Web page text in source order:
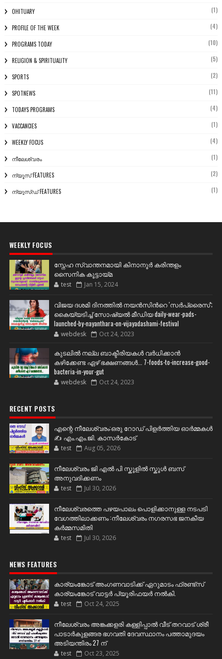
OHITUARY (1)
PROFILE OF THE WEEK (4)
PROGRAMS TODAY (10)
RELIGION & SPIRITUALITY (5)
SPORTS (2)
SPOTNEWS (11)
TODAYS PROGRAMS (4)
VACCANCIES (1)
WEEKLY FOCUS (4)
നീലേശ്വരം (1)
ന്യൂസ് FEATURES (2)
ന്യൂസ്ഡ് FEATURES (1)
WEEKLY FOCUS
സ്നേഹ സ്വാന്തനമായി കിനാനൂർ കരിന്തളം
സൈനിക കൂട്ടായ്മ
test Jan 15, 2024
വിജയ ദശമി ദിനത്തില്‍ നയന്‍സിന്‍റെ 'സര്‍പ്രൈസ്';
കൈയ്യടിച്ച് സോഷ്യല്‍ മീഡിയ daily-wear-pads-
launched-by-nayanthara-on-vijayadashami-festival
webdesk Oct 24, 2023
കുടലിൽ നല്ല ബാക്ടീരിയകൾ വര്‍ധിക്കാന്‍
കഴിക്കേണ്ട ഏഴ് ഭക്ഷണങ്ങള്‍... 7-foods-to-increase-good-
bacteria-in-your-gut
webdesk Oct 24, 2023
RECENT POSTS
എന്റെ നീലേശ്വരം:ഒരു റോഡ് പിളർത്തിയ ഓർമ്മകൾ
✍️ എം.എം.ജി. കാസർകോട്
test Aug 05, 2026
നീലേശ്വരം ജി എൽ പി സ്കൂളിൽ സ്കൂൾ ബസ്
അനുവദിക്കണം
test Jul 30, 2026
നീലേശ്വരത്തെ പഴയപാലം പൊളിക്കാനുള്ള നടപടി
വേഗത്തിലാക്കണം :നീലേശ്വരം നഗരസഭ ജനകീയ
കർമ്മസമിതി
test Jul 30, 2026
NEWS FEATURES
കാര്യംങ്കോട് അംഗണവാടിക്ക് ഏറുമാടം ഫ്രണ്ട്സ്
കാര്യംങ്കോട് വാട്ടർ പ്യൂരിഫയർ നൽകി.
test Oct 24, 2025
നീലേശ്വരം അങ്കക്കളരി കള്ളിപ്പാൽ വീട് തറവാട് ശ്രീ
പാടാർകുളങ്ങര ഭഗവതി ദേവസ്ഥാനം പത്താമുദയം
അടിയന്തിരം 27 ന്
test Oct 23, 2025